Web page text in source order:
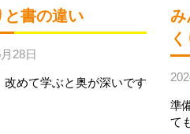
と書の違い
28日
改めて学ぶと奥が深いです
み
く
準
て